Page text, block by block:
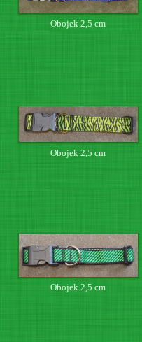
Obojek 2,5 cm
Obojek 2,5 cm
Obojek 2,5 cm